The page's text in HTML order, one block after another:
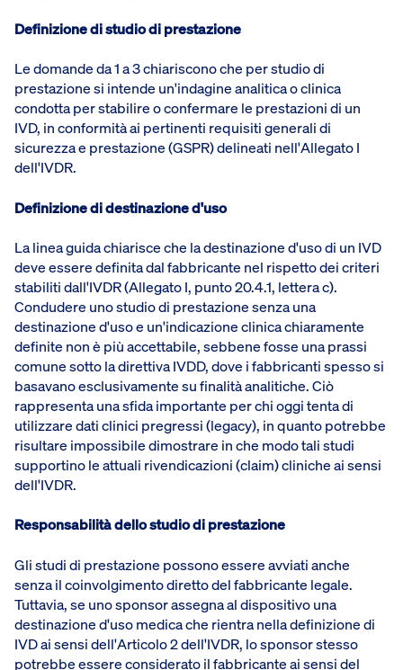
Definizione di studio di prestazione
Le domande da 1 a 3 chiariscono che per studio di
prestazione si intende un'indagine analitica o clinica
condotta per stabilire o confermare le prestazioni di un
IVD, in conformità ai pertinenti requisiti generali di
sicurezza e prestazione (GSPR) delineati nell'Allegato I
dell'IVDR.
Definizione di destinazione d'uso
La linea guida chiarisce che la destinazione d'uso di un IVD
deve essere definita dal fabbricante nel rispetto dei criteri
stabiliti dall'IVDR (Allegato I, punto 20.4.1, lettera c).
Condudere uno studio di prestazione senza una
destinazione d'uso e un'indicazione clinica chiaramente
definite non è più accettabile, sebbene fosse una prassi
comune sotto la direttiva IVDD, dove i fabbricanti spesso si
basavano esclusivamente su finalità analitiche. Ciò
rappresenta una sfida importante per chi oggi tenta di
utilizzare dati clinici pregressi (legacy), in quanto potrebbe
risultare impossibile dimostrare in che modo tali studi
supportino le attuali rivendicazioni (claim) cliniche ai sensi
dell'IVDR.
Responsabilità dello studio di prestazione
Gli studi di prestazione possono essere avviati anche
senza il coinvolgimento diretto del fabbricante legale.
Tuttavia, se uno sponsor assegna al dispositivo una
destinazione d'uso medica che rientra nella definizione di
IVD ai sensi dell'Articolo 2 dell'IVDR, lo sponsor stesso
potrebbe essere considerato il fabbricante ai sensi del